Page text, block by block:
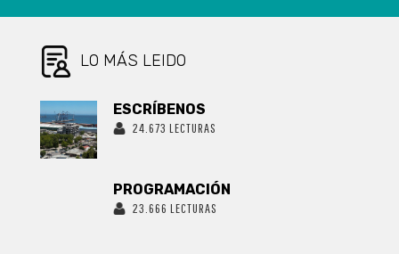
Y 1.723
ACTIVOSLO MÁS LEIDO
ESCRÍBENOS
24.673 LECTURAS
PROGRAMACIÓN
23.666 LECTURAS